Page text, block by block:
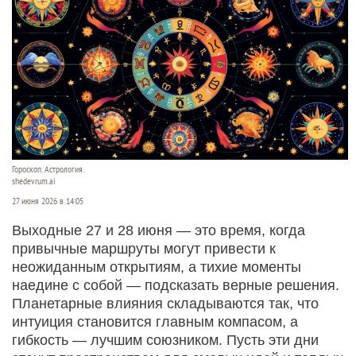
Гороскоп. Астрология.
shedevrum.ai
27 июня 2026 в 14:05
Выходные 27 и 28 июня — это время, когда
привычные маршруты могут привести к
неожиданным открытиям, а тихие моменты
наедине с собой — подсказать верные решения.
Планетарные влияния складываются так, что
интуиция становится главным компасом, а
гибкость — лучшим союзником. Пусть эти дни